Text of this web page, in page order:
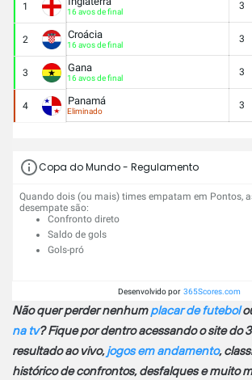
1 16 avos de final
3
2 Croácia
16 avos de final
3
3 Gana
16 avos de final
3
4 Panamá
Eliminado
3
Copa do Mundo - Regulamento
Quando dois (ou mais) times empatam em Pontos,
desempate são:
Confronto direto
Saldo de gols
Gols-pró
Desenvolvido por 365Scores.com
Não quer perder nenhumplacar de futebol
na tv? Fique por dentro acessando o site do
resultado ao vivo,jogos em andamento,
histórico de confrontos, desfalques e muito